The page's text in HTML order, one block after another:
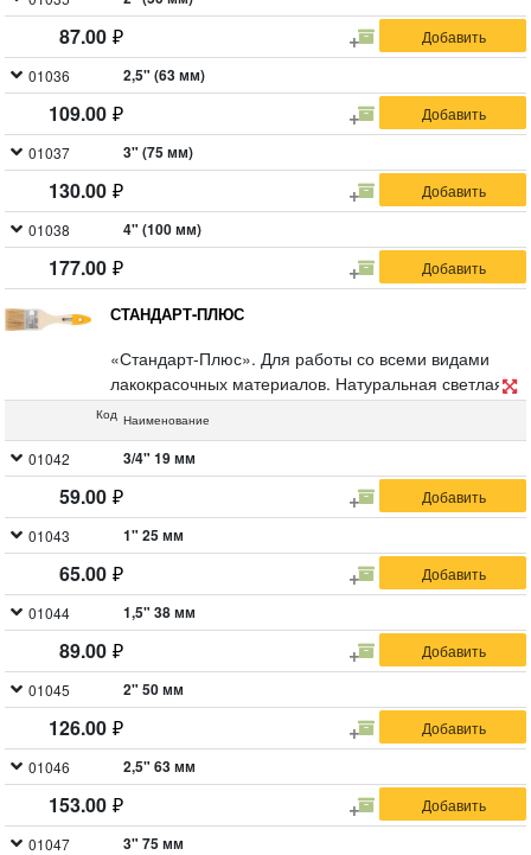
87.00
01036 2,5" (63 мм)
109.00
01037 3" (75 мм)
130.00
01038 4" (100 мм)
177.00
СТАНДАРТ-ПЛЮС
«Стандарт-Плюс». Для работы со всеми видами
лакокрасочных материалов. Натуральная светлая
щетина, деревянная ручка.
Код Наименование
01042 3/4" 19 мм
59.00
01043 1" 25 мм
65.00
01044 1,5" 38 мм
89.00
01045 2" 50 мм
126.00
01046 2,5" 63 мм
153.00
01047 3" 75 мм